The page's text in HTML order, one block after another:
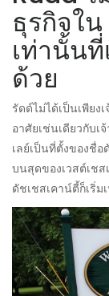
ธุรกิจใ
เท่านั้น
ด้วย
รัดด์ไม่ได้เป็นเพียง
อาศัยเช่นเดียวกับเ
เลย์เป็นที่ตั้งของชื่
บนสุดของเวสต์เช
ดัชเชสเคาน์ตี้ก็เริ่